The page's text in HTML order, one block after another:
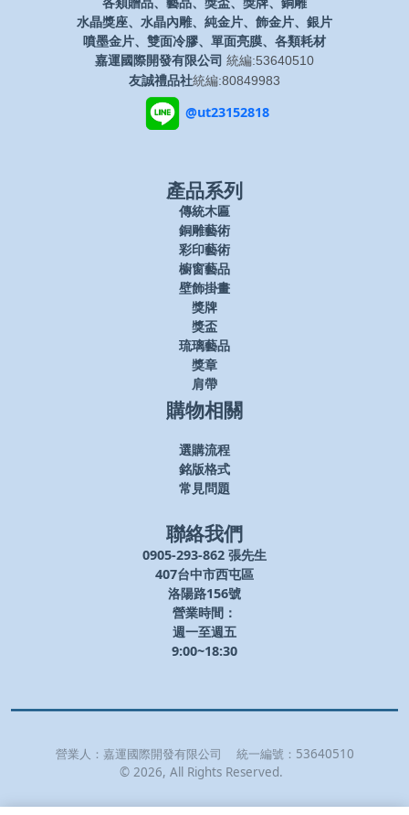
水晶獎座、水晶內雕、純金片、飾金片、銀片
噴墨金片、雙面冷膠、單面亮膜、各類耗材
嘉運國際開發有限公司 統編:53640510
友誠禮品社統編:80849983
@ut23152818
產品系列
傳統木匾
銅雕藝術
彩印藝術
櫥窗藝品
壁飾掛畫
獎牌
獎盃
琉璃藝品
獎章
肩帶
購物相關
選購流程
銘版格式
常見問題
聯絡我們
0905-293-862 張先生
407台中市西屯區
洛陽路156號
營業時間：
週一至週五
9:00~18:30
營業人： 嘉運國際開發有限公司 統一編號： 53640510
© 2026, All Rights Reserved.